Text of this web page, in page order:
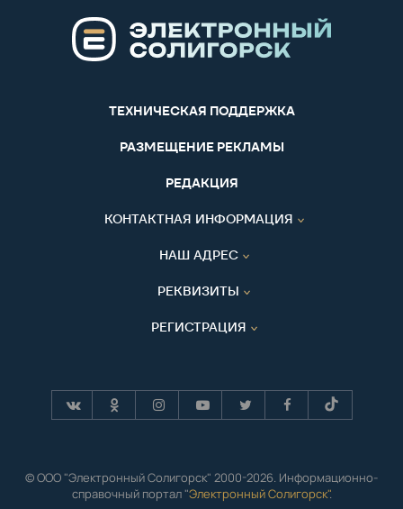
ТЕХНИЧЕСКАЯ ПОДДЕРЖКА
РАЗМЕЩЕНИЕ РЕКЛАМЫ
РЕДАКЦИЯ
КОНТАКТНАЯ ИНФОРМАЦИЯ
НАШ АДРЕС
РЕКВИЗИТЫ
РЕГИСТРАЦИЯ
© ООО "Электронный Солигорск" 2000-2026. Информационно-
справочный портал "Электронный Солигорск".